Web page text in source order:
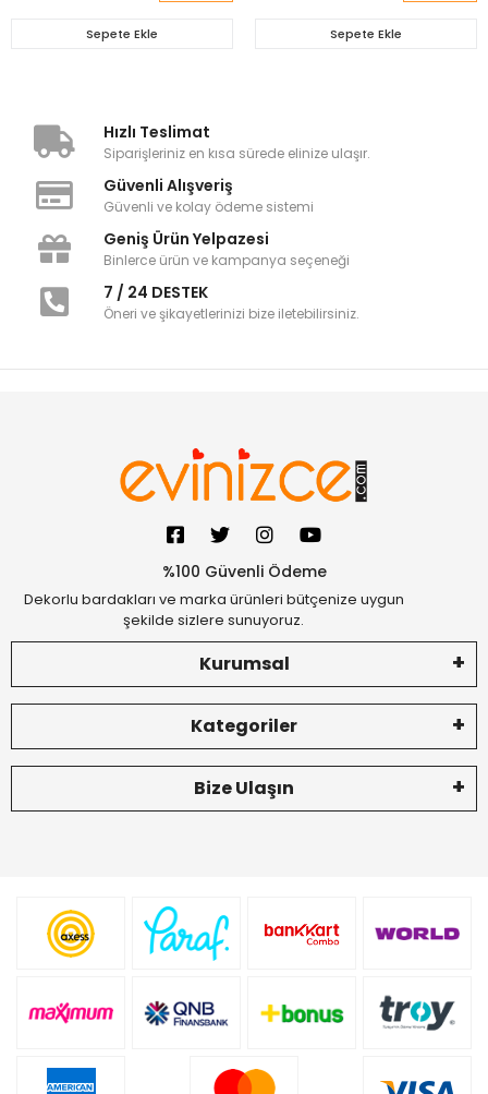
Sepete Ekle Sepete Ekle
Hızlı Teslimat
Siparişleriniz en kısa sürede elinize ulaşır.
Güvenli Alışveriş
Güvenli ve kolay ödeme sistemi
Geniş Ürün Yelpazesi
Binlerce ürün ve kampanya seçeneği
7 / 24 DESTEK
Öneri ve şikayetlerinizi bize iletebilirsiniz.
%100 Güvenli Ödeme
Dekorlu bardakları ve marka ürünleri bütçenize uygun
şekilde sizlere sunuyoruz.
Kurumsal
Kategoriler
Bize Ulaşın